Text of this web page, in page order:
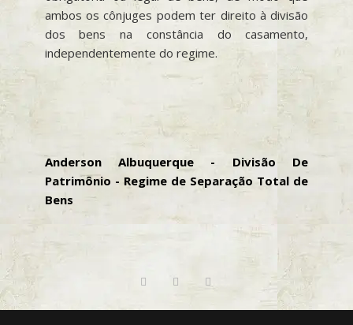
ambos os cônjuges podem ter direito à divisão
dos bens na constância do casamento,
independentemente do regime.
Anderson Albuquerque - Divisão De
Patrimônio - Regime de Separação Total de
Bens